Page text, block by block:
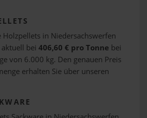
Holzpellets in Niedersachswerfen
bei 406,60 € pro Tonne bei
von 6.000 kg. Den genauen Preis
erhalten Sie über unseren